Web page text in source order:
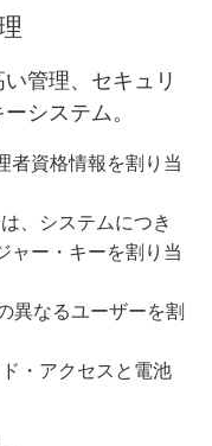
管理、セキュリ
システム。
者資格情報を割り当
、システムにつき
ャー・キーを割り当
異なるユーザーを割
・アクセスと電池